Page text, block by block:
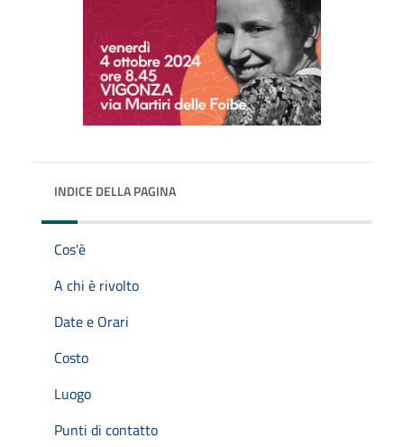
INDICE DELLA PAGINA
Cos'è
A chi è rivolto
Date e Orari
Costo
Luogo
Punti di contatto